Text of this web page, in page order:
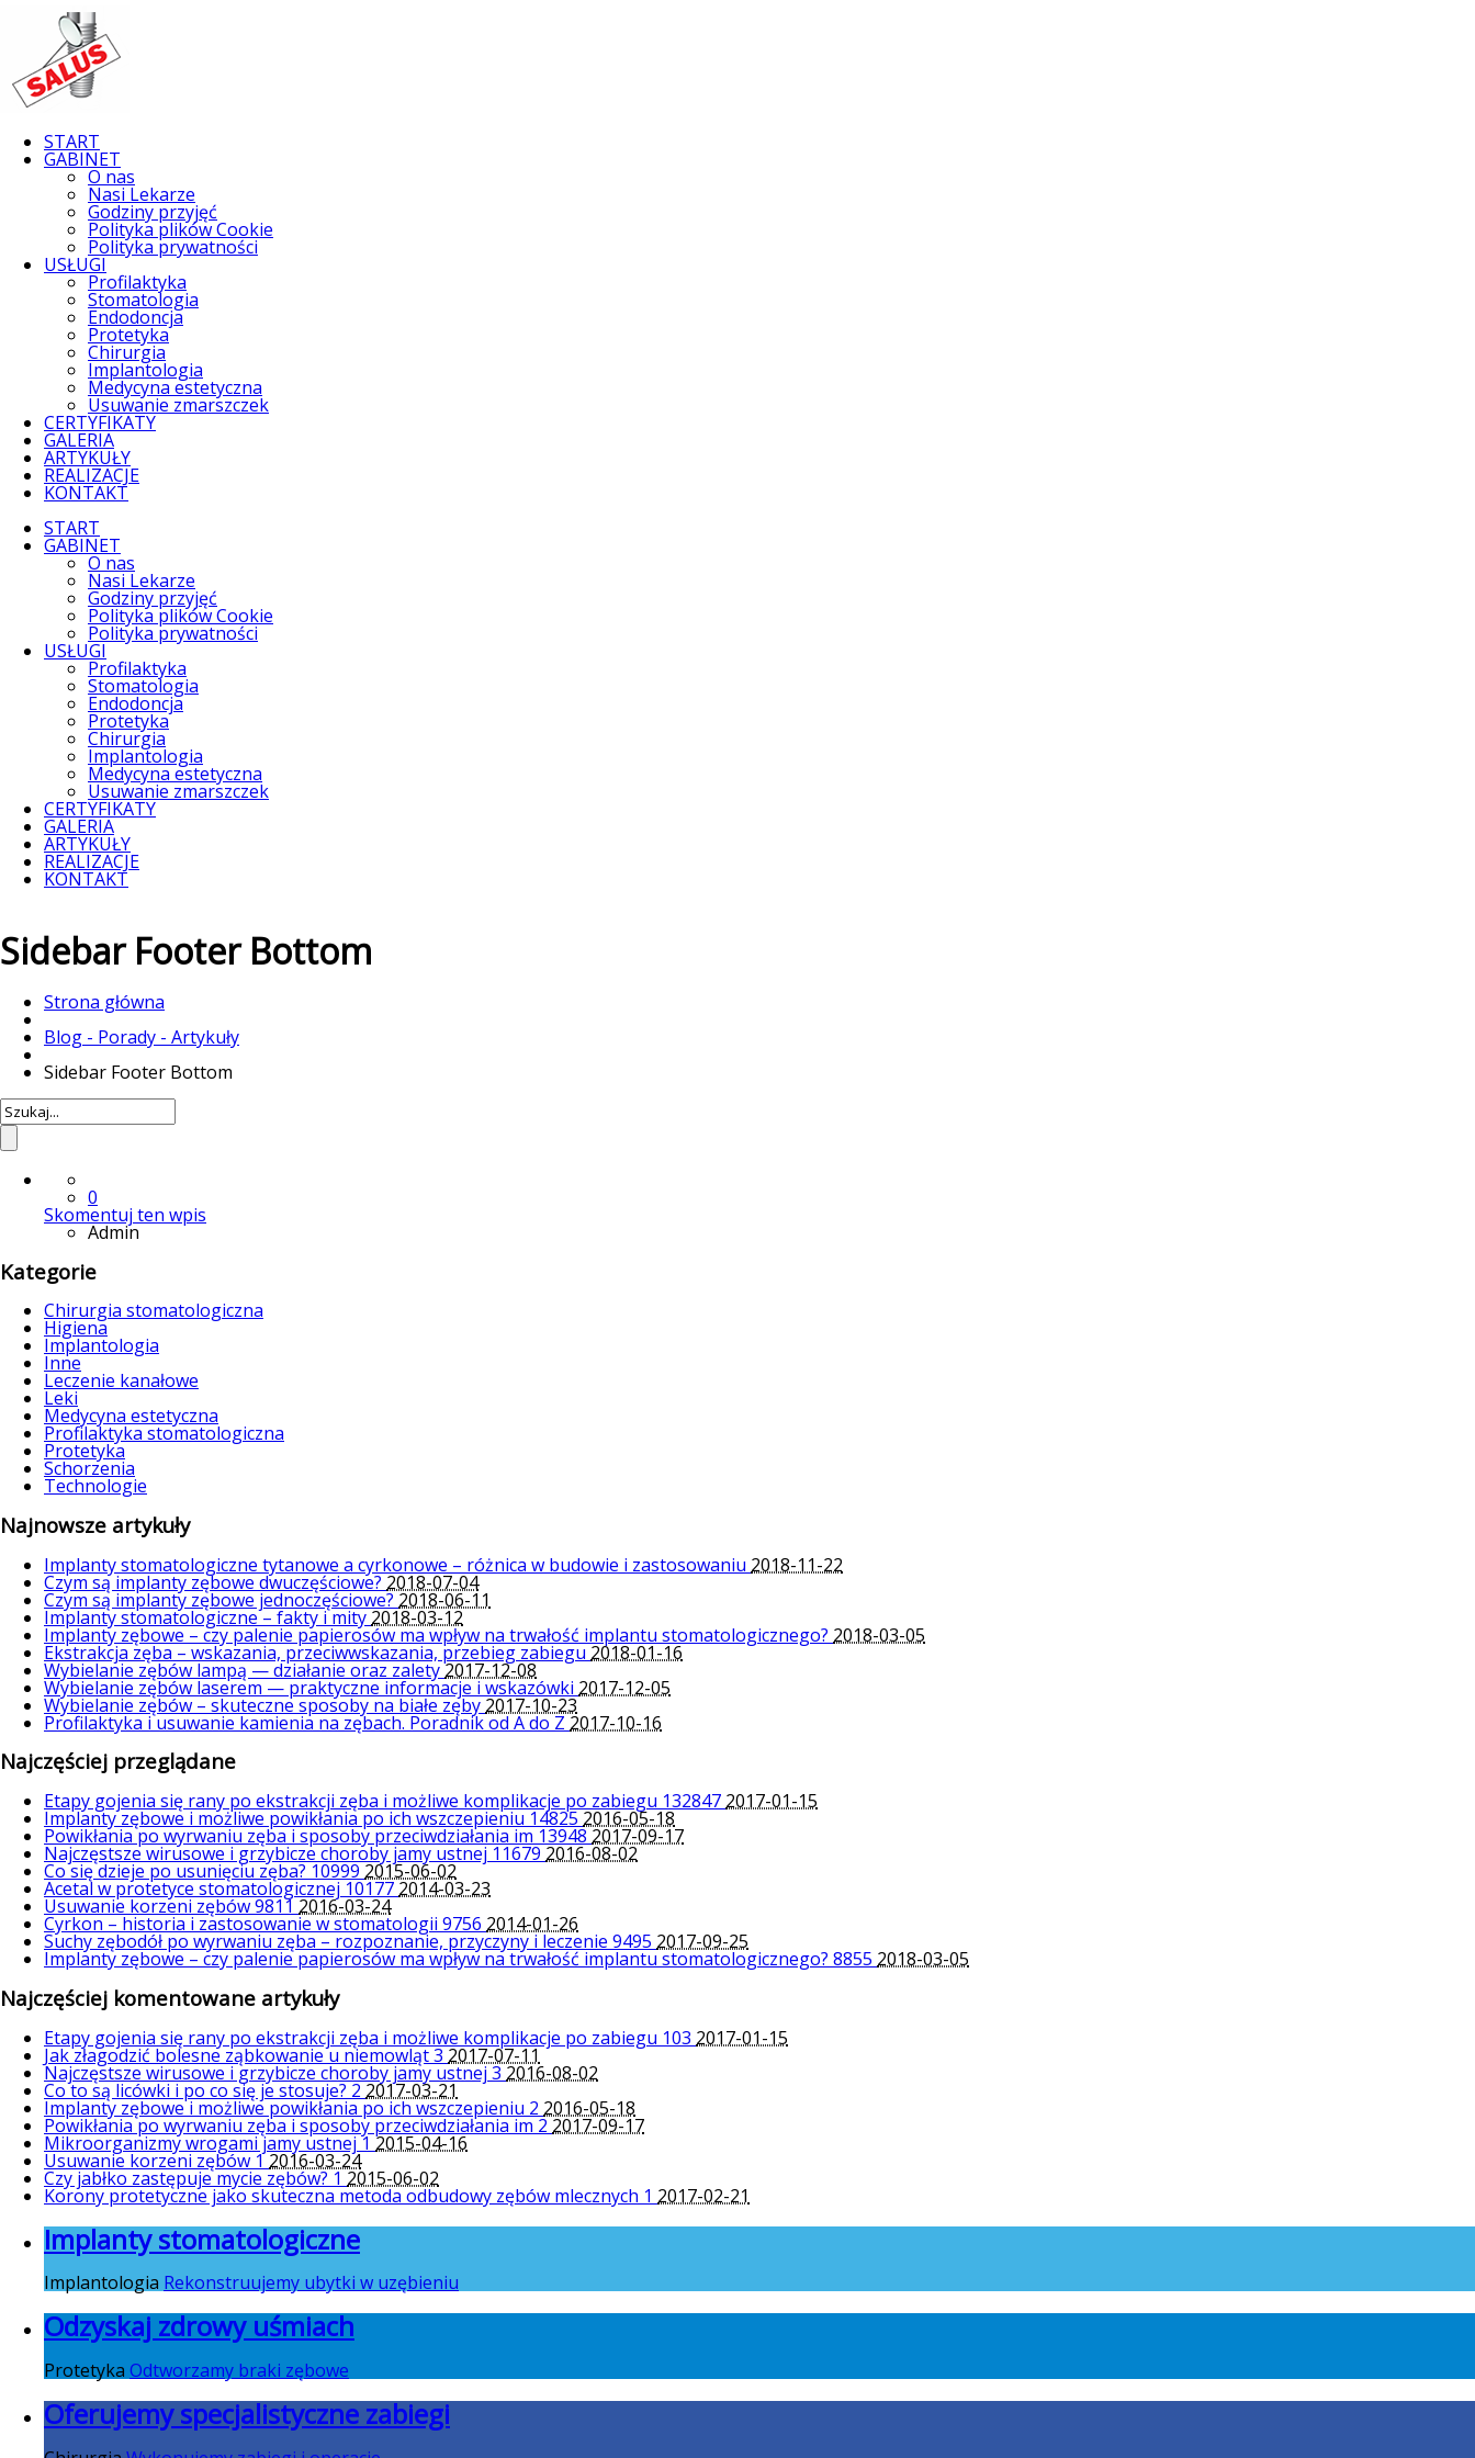
START
GABINET
O nas
Nasi Lekarze
Godziny przyjęć
Polityka plików Cookie
Polityka prywatności
USŁUGI
Profilaktyka
Stomatologia
Endodoncja
Protetyka
Chirurgia
Implantologia
Medycyna estetyczna
Usuwanie zmarszczek
CERTYFIKATY
GALERIA
ARTYKUŁY
REALIZACJE
KONTAKT
START
GABINET
O nas
Nasi Lekarze
Godziny przyjęć
Polityka plików Cookie
Polityka prywatności
USŁUGI
Profilaktyka
Stomatologia
Endodoncja
Protetyka
Chirurgia
Implantologia
Medycyna estetyczna
Usuwanie zmarszczek
CERTYFIKATY
GALERIA
ARTYKUŁY
REALIZACJE
KONTAKT
Sidebar Footer Bottom
Strona główna
Blog - Porady - Artykuły
Sidebar Footer Bottom
0
Skomentuj ten wpis
Admin
Kategorie
Chirurgia stomatologiczna
Higiena
Implantologia
Inne
Leczenie kanałowe
Leki
Medycyna estetyczna
Profilaktyka stomatologiczna
Protetyka
Schorzenia
Technologie
Najnowsze artykuły
Implanty stomatologiczne tytanowe a cyrkonowe – różnica w budowie i zastosowaniu 2018-11-22
Czym są implanty zębowe dwuczęściowe? 2018-07-04
Czym są implanty zębowe jednoczęściowe? 2018-06-11
Implanty stomatologiczne – fakty i mity 2018-03-12
Implanty zębowe – czy palenie papierosów ma wpływ na trwałość implantu stomatologicznego? 2018-03-05
Ekstrakcja zęba – wskazania, przeciwwskazania, przebieg zabiegu 2018-01-16
Wybielanie zębów lampą — działanie oraz zalety2017-12-08
Wybielanie zębów laserem — praktyczne informacje i wskazówki 2017-12-05
Wybielanie zębów – skuteczne sposoby na białe zęby 2017-10-23
Profilaktyka i usuwanie kamienia na zębach. Poradnik od A do Z 2017-10-16
Najczęściej przeglądane
Etapy gojenia się rany po ekstrakcji zęba i możliwe komplikacje po zabiegu 132847 2017-01-15
Implanty zębowe i możliwe powikłania po ich wszczepieniu 14825 2016-05-18
Powikłania po wyrwaniu zęba i sposoby przeciwdziałania im 13948 2017-09-17
Najczęstsze wirusowe i grzybicze choroby jamy ustnej 11679 2016-08-02
Co się dzieje po usunięciu zęba? 10999 2015-06-02
Acetal w protetyce stomatologicznej 10177 2014-03-23
Usuwanie korzeni zębów9811 2016-03-24
Cyrkon – historia i zastosowanie w stomatologii 9756 2014-01-26
Suchy zębodół po wyrwaniu zęba – rozpoznanie, przyczyny i leczenie 9495 2017-09-25
Implanty zębowe – czy palenie papierosów ma wpływ na trwałość implantu stomatologicznego? 8855 2018-03-05
Najczęściej komentowane artykuły
Etapy gojenia się rany po ekstrakcji zęba i możliwe komplikacje po zabiegu 103 2017-01-15
Jak złagodzić bolesne ząbkowanie u niemowląt32017-07-11
Najczęstsze wirusowe i grzybicze choroby jamy ustnej32016-08-02
Co to są licówki i po co się je stosuje?22017-03-21
Implanty zębowe i możliwe powikłania po ich wszczepieniu 2 2016-05-18
Powikłania po wyrwaniu zęba i sposoby przeciwdziałania im22017-09-17
Mikroorganizmy wrogami jamy ustnej12015-04-16
Usuwanie korzeni zębów12016-03-24
Czy jabłko zastępuje mycie zębów?12015-06-02
Korony protetyczne jako skuteczna metoda odbudowy zębów mlecznych 1 2017-02-21
Implanty stomatologiczne
Implantologia Rekonstruujemy ubytki w uzębieniu
Odzyskaj zdrowy uśmiach
Protetyka Odtworzamy braki zębowe
Oferujemy specjalistyczne zabiegi